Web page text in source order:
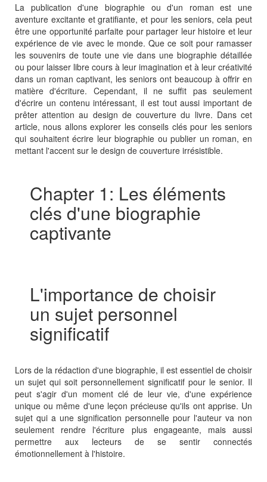
La publication d'une biographie ou d'un roman est une
aventure excitante et gratifiante, et pour les seniors, cela peut
être une opportunité parfaite pour partager leur histoire et leur
expérience de vie avec le monde. Que ce soit pour ramasser
les souvenirs de toute une vie dans une biographie détaillée
ou pour laisser libre cours à leur imagination et à leur créativité
dans un roman captivant, les seniors ont beaucoup à offrir en
matière d'écriture. Cependant, il ne suffit pas seulement
d'écrire un contenu intéressant, il est tout aussi important de
prêter attention au design de couverture du livre. Dans cet
article, nous allons explorer les conseils clés pour les seniors
qui souhaitent écrire leur biographie ou publier un roman, en
mettant l'accent sur le design de couverture irrésistible.
Chapter 1: Les éléments
clés d'une biographie
captivante
L'importance de choisir
un sujet personnel
significatif
Lors de la rédaction d'une biographie, il est essentiel de choisir
un sujet qui soit personnellement significatif pour le senior. Il
peut s'agir d'un moment clé de leur vie, d'une expérience
unique ou même d'une leçon précieuse qu'ils ont apprise. Un
sujet qui a une signification personnelle pour l'auteur va non
seulement rendre l'écriture plus engageante, mais aussi
permettre aux lecteurs de se sentir connectés
émotionnellement à l'histoire.